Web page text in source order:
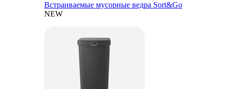
Встраиваемые мусорные ведра Sort&Go
NEW